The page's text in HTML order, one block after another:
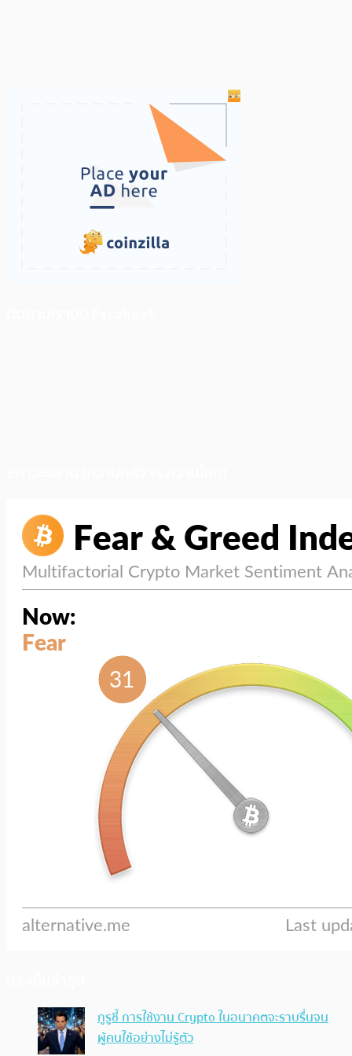
กูรูชี้ การใช้งาน Crypto ในอนาคตจะราบรื่นจน
ผู้คนใช้อย่างไม่รู้ตัว